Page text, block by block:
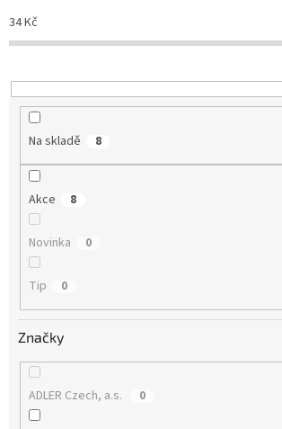
o
d
k
t
34Kč
Na skladě 8
Akce 8
Novinka 0
Tip 0
Značky
ADLER Czech, a.s. 0